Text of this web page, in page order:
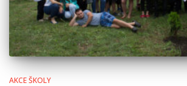
AKCE ŠKOLY